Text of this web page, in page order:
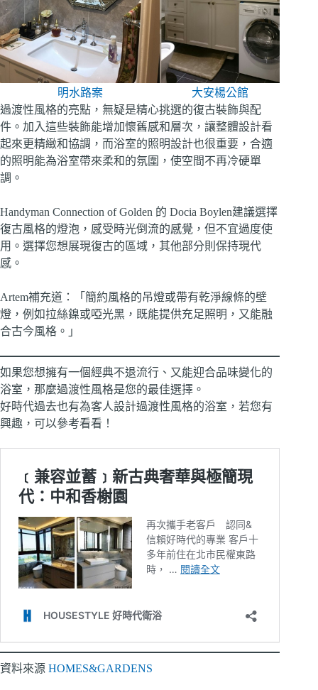
明水路案
大安楊公館
過渡性風格的亮點，無疑是精心挑選的復古裝飾與配
件。加入這些裝飾能增加懷舊感和層次，讓整體設計看
起來更精緻和協調，而浴室的照明設計也很重要，合適
的照明能為浴室帶來柔和的氛圍，使空間不再冷硬單
調。
Handyman Connection of Golden 的 Docia Boylen建議選擇
復古風格的燈泡，感受時光倒流的感覺，但不宜過度使
用。選擇您想展現復古的區域，其他部分則保持現代
感。
Artem補充道：「簡約風格的吊燈或帶有乾淨線條的壁
燈，例如拉絲鎳或啞光黑，既能提供充足照明，又能融
合古今風格。」
如果您想擁有一個經典不退流行、又能迎合品味變化的
浴室，那麼過渡性風格是您的最佳選擇。
好時代過去也有為客人設計過渡性風格的浴室，若您有
興趣，可以參考看看！
資料來源 HOMES&GARDENS